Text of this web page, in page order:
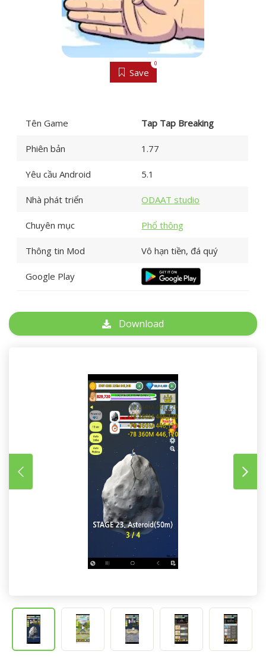
Save
0
Tên Game Tap Tap Breaking
Phiên bản 1.77
Yêu cầu Android 5.1
Nhà phát triển ODAAT studio
Chuyên mục Phổ thông
Thông tin Mod Vô hạn tiền, đá quý
Google Play
Download